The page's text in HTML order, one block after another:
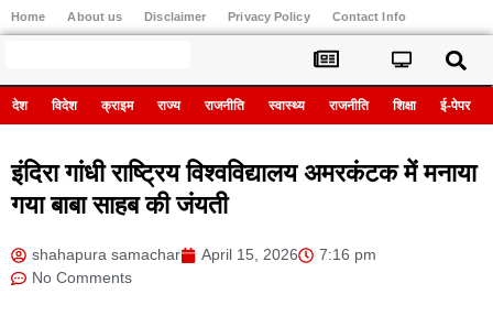
Home About us Disclaimer Privacy Policy Contact Info
देश विदेश क्राइम राज्य राजनीति स्वास्थ्य राजनीति शिक्षा ई-पेपर
इंदिरा गांधी राष्ट्रिय विश्वविद्यालय अमरकंटक में मनाया
गया बाबा साहब की जंयती
shahapura samachar April 15, 2026
7:16 pm
No Comments